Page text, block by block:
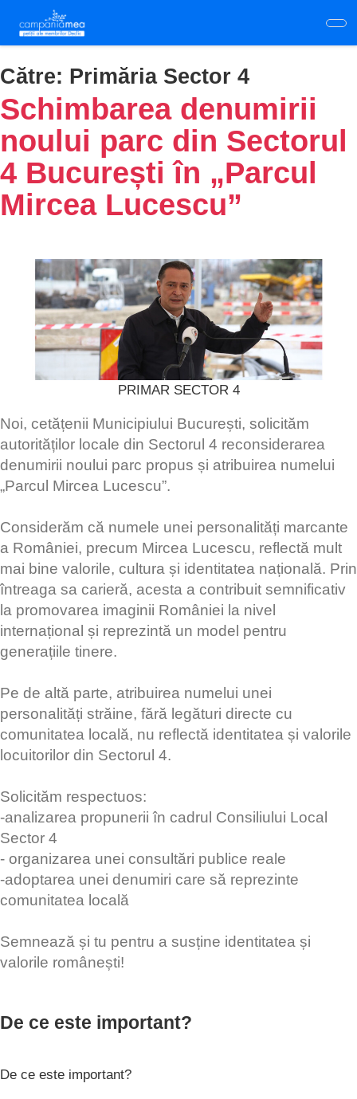
main
content
Către: Primăria Sector 4
Schimbarea denumirii
noului parc din Sectorul
4 București în „Parcul
Mircea Lucescu”
PRIMAR SECTOR 4
Noi, cetățenii Municipiului București, solicităm
autorităților locale din Sectorul 4 reconsiderarea
denumirii noului parc propus și atribuirea numelui
„Parcul Mircea Lucescu”.
Considerăm că numele unei personalități marcante
a României, precum Mircea Lucescu, reflectă mult
mai bine valorile, cultura și identitatea națională. Prin
întreaga sa carieră, acesta a contribuit semnificativ
la promovarea imaginii României la nivel
internațional și reprezintă un model pentru
generațiile tinere.
Pe de altă parte, atribuirea numelui unei
personalități străine, fără legături directe cu
comunitatea locală, nu reflectă identitatea și valorile
locuitorilor din Sectorul 4.
Solicităm respectuos:
-analizarea propunerii în cadrul Consiliului Local
Sector 4
- organizarea unei consultări publice reale
-adoptarea unei denumiri care să reprezinte
comunitatea locală
Semnează și tu pentru a susține identitatea și
valorile românești!
De ce este important?
De ce este important?